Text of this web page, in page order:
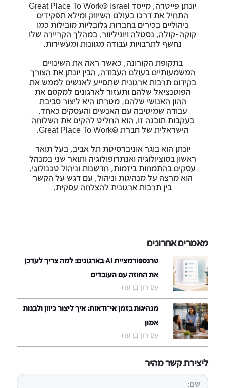
יונתן פייטרה, מייסד Great Place To Work® Israel
התחיל את דרכו בעולם השיווק ומילא תפקידים
ניהוליים בכירים בחברות גלובליות מובילות כמו
קוקה-קולה, נסטלה ויוניליוור. במהלך הקריירה שלו
נחשף לתרבויות עבודה מגוונות ומעשירות.
בתקופת הקורונה, כאשר ראה את השינויים
המשמעותיים בעולם העבודה, הבין יונתן את הצורך
בקידום תרבות ארגונית שתסייע לאנשים לממש את
הפוטנציאל שלהם ותעזור לארגונים למקסם את
ההון האנושי שלהם. מטרתו היא ליצור סביבת
עבודה שמיטיבה עם האנשים והעסקים כאחד.
בעקבות תובנה זו, הוא החליט להקים את השלוחה
הישראלית של חברת ®Great Place To Work.
יונתן הוא בוגר אוניברסיטת תל אביב, בעל תואר
ראשון בסוציולוגיה ואנתרופולוגיה ותואר שני במנהל
עסקים בהתמחות ביזמות, חדשנות וניהול טכנולוגי.
הוא מרצה על מנהיגות וניהול, עם דגש על הקשר
בין תרבות ארגונית להצלחה עסקית.
מאמרים אחרונים
טרנספורמציית AI בארגונים: למה צריך לעדכן
את החוזה עם העובדים
By רון בן עוז
מנהיגות בזמן אי־ודאות: איך ליצור כיוון ולבנות
אמון
By רון בן עוז
ליצירת קשר מהיר